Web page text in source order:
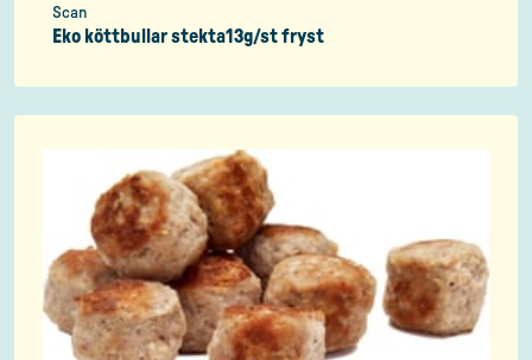
Scan
Eko köttbullar stekta13g/st fryst